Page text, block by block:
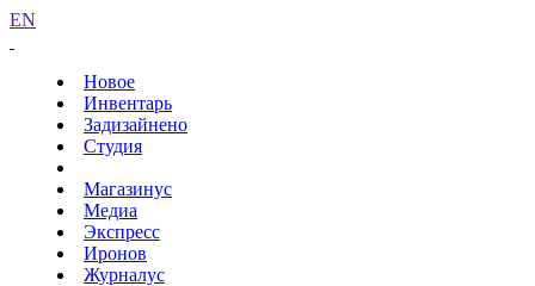
EN
Новое
Инвентарь
Задизайнено
Студия
Магазинус
Медиа
Экспресс
Иронов
Журналус